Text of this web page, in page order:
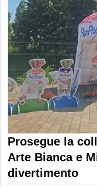
Prosegue la
Arte Bianca e
divertimento